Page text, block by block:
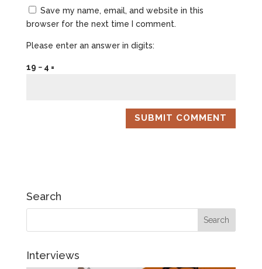
Save my name, email, and website in this
browser for the next time I comment.
Please enter an answer in digits:
19 − 4 =
Search
Interviews